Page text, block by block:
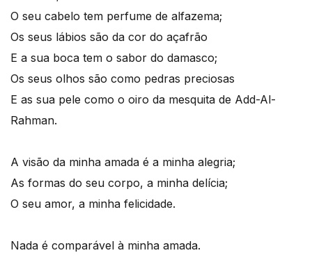
O seu cabelo tem perfume de alfazema;
Os seus lábios são da cor do açafrão
E a sua boca tem o sabor do damasco;
Os seus olhos são como pedras preciosas
E as sua pele como o oiro da mesquita de Add-Al-
Rahman.
A visão da minha amada é a minha alegria;
As formas do seu corpo, a minha delícia;
O seu amor, a minha felicidade.
Nada é comparável à minha amada.